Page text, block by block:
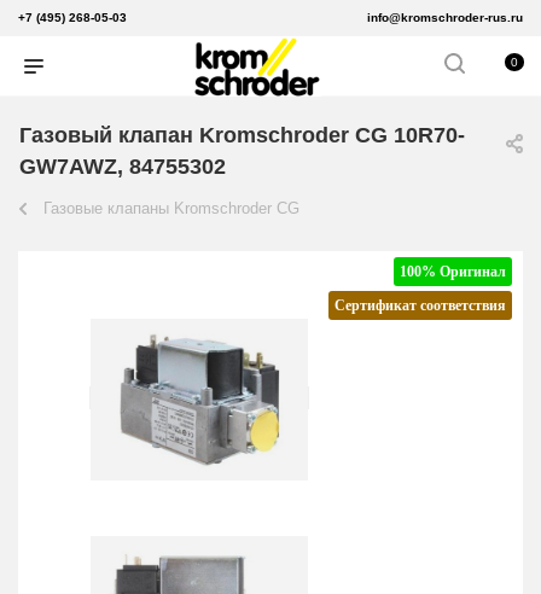
+7 (495) 268-05-03 info@kromschroder-rus.ru
0
Газовый клапан Kromschroder CG 10R70-
GW7AWZ, 84755302
Газовые клапаны Kromschroder CG
100% Оригинал
Сертификат соответствия